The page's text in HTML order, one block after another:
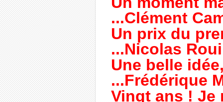
...Clément
Un prix du
...Nicolas
Une belle
...Frédérique
Vingt ans ! Je